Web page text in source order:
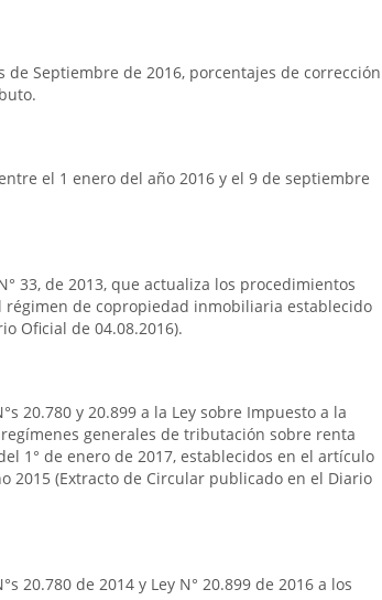
Septiembre de 2016, porcentajes de corrección
el 1 enero del año 2016 y el 9 de septiembre
33, de 2013, que actualiza los procedimientos
de copropiedad inmobiliaria establecido
Oficial de 04.08.2016).
20.780 y 20.899 a la Ley sobre Impuesto a la
generales de tributación sobre renta
1° de enero de 2017, establecidos en el artículo
2015 (Extracto de Circular publicado en el Diario
20.780 de 2014 y Ley N° 20.899 de 2016 a los